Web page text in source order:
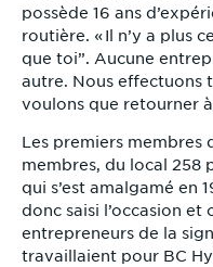
possède 16 ans
routière. « Il n’y a plus
que toi”. Aucune
autre. Nous effectuons
voulons que retourner
Les premiers membres
membres, du local 258
qui s’est amalgamé en
donc saisi l’occasion
entrepreneurs de la
travaillaient pour BC